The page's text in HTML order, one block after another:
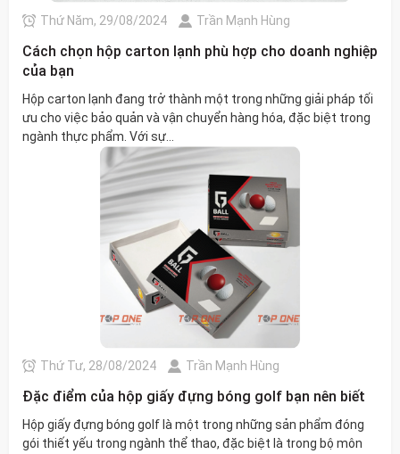
Thứ Năm, 29/08/2024 Trần Mạnh Hùng
Cách chọn hộp carton lạnh phù hợp cho doanh nghiệp
của bạn
Hộp carton lạnh đang trở thành một trong những giải pháp tối
ưu cho việc bảo quản và vận chuyển hàng hóa, đặc biệt trong
ngành thực phẩm. Với sự...
Thứ Tư, 28/08/2024 Trần Mạnh Hùng
Đặc điểm của hộp giấy đựng bóng golf bạn nên biết
Hộp giấy đựng bóng golf là một trong những sản phẩm đóng
gói thiết yếu trong ngành thể thao, đặc biệt là trong bộ môn